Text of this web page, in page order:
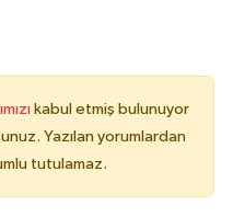
kabul etmiş bulunuyor
Yazılan yorumlardan
tutulamaz.